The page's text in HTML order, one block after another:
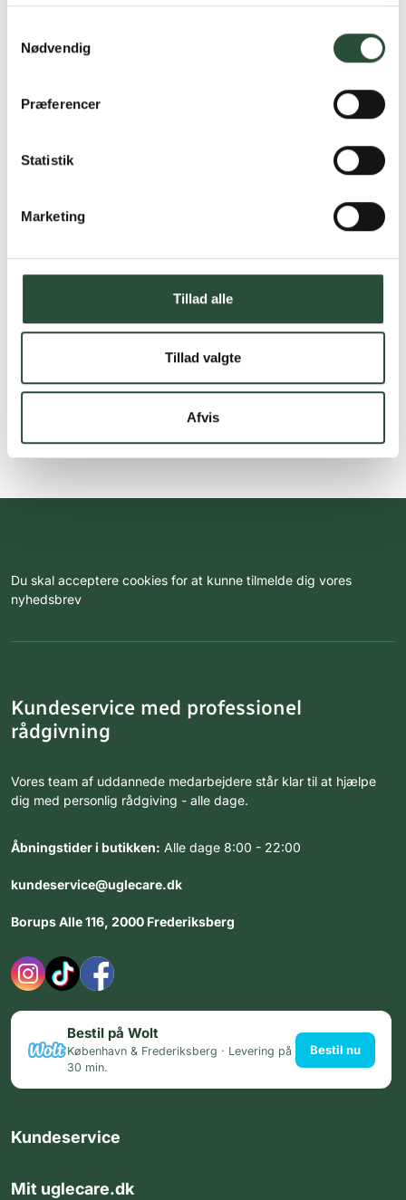
Nødvendig
Præferencer
Statistik
Marketing
Tillad alle
Tillad valgte
Afvis
Du skal acceptere cookies for at kunne tilmelde dig vores
nyhedsbrev
Kundeservice med professionel
rådgivning
Vores team af uddannede medarbejdere står klar til at hjælpe
dig med personlig rådgiving - alle dage.
Åbningstider i butikken: Alle dage 8:00 - 22:00
kundeservice@uglecare.dk
Borups Alle 116, 2000 Frederiksberg
Bestil på Wolt
København & Frederiksberg · Levering på
30 min.
Bestil nu
Kundeservice
Mit uglecare.dk